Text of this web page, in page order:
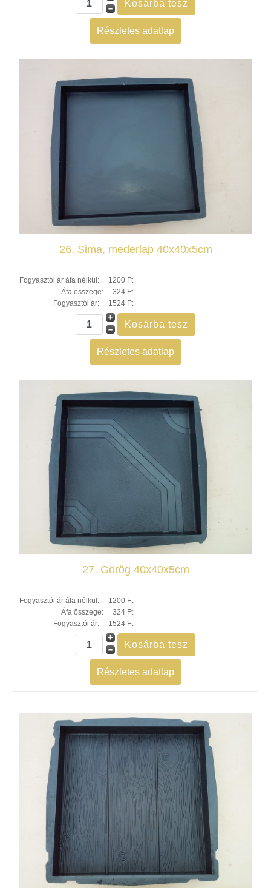
Részletes adatlap
26. Sima, mederlap 40x40x5cm
Fogyasztói ár áfa nélkül:
1200 Ft
Áfa összege:
324 Ft
Fogyasztói ár:
1524 Ft
Részletes adatlap
27. Görög 40x40x5cm
Fogyasztói ár áfa nélkül:
1200 Ft
Áfa összege:
324 Ft
Fogyasztói ár:
1524 Ft
Részletes adatlap